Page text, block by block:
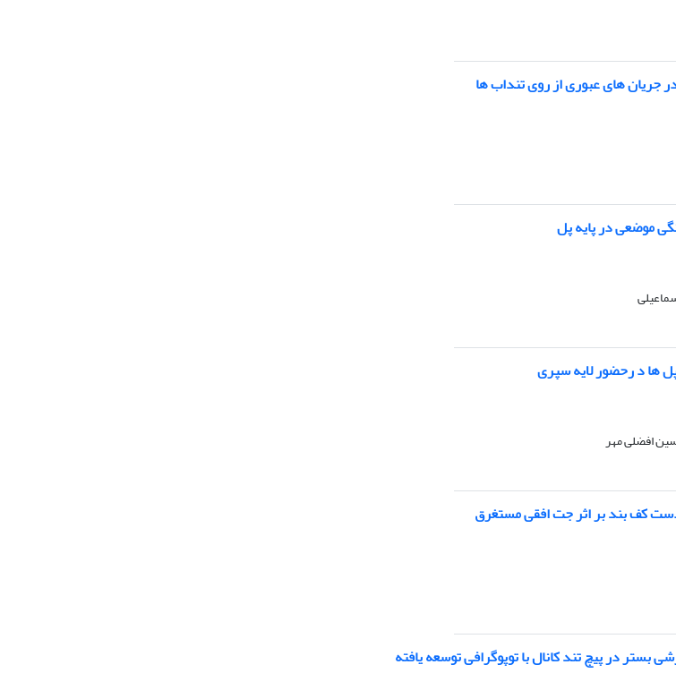
جریان های عبوری از روی تنداب ها
موضعی در پایه پل
ها د رحضور لایه سپری
افضلی مهر
کف بند بر اثر جت افقی مستغرق
در پیچ تند کانال با توپوگرافی توسعه یافته